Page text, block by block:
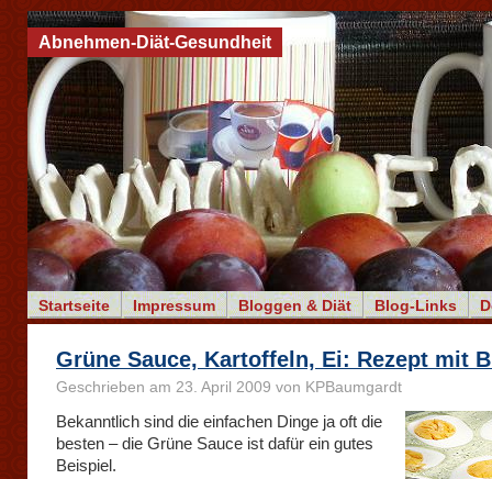
Startseite Impressum Bloggen & Diät Blog-Links
Abnehmen-Diät-Gesundheit
Grüne Sauce, Kartoffeln, Ei: Rezept mit
Geschrieben am 23. April 2009 von KPBaumgardt
Bekanntlich sind die einfachen Dinge ja oft die
besten – die Grüne Sauce ist dafür ein gutes
Beispiel.